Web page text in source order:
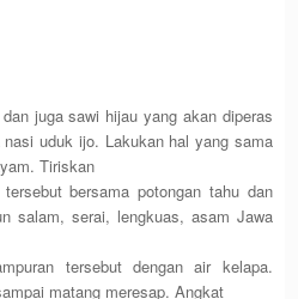
juga sawi hijau yang akan diperas
nasi uduk ijo. Lakukan hal yang sama
Tiriskan
bersama potongan tahu dan
salam, serai, lengkuas, asam Jawa
tersebut dengan air kelapa.
matang meresap. Angkat